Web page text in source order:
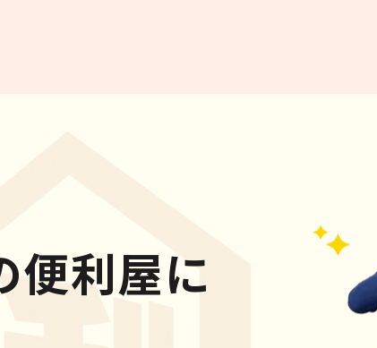
便利屋に